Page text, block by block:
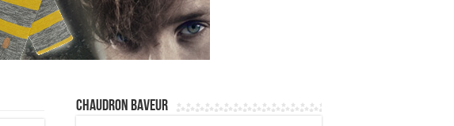
Chaudron Baveur